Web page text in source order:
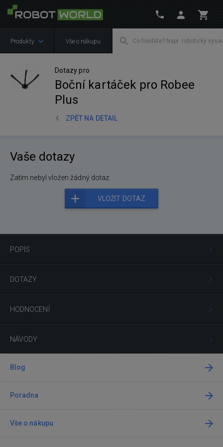
Produkty Vše o nákupu
Dotazy pro
Boční kartáček pro Robee
Plus
ZPĚT NA DETAIL
POPIS
DOTAZY
HODNOCENÍ
NÁVODY
Vaše dotazy
Zatím nebyl vložen žádný dotaz.
VLOŽIT DOTAZ
Blog
Poradna
Vše o nákupu